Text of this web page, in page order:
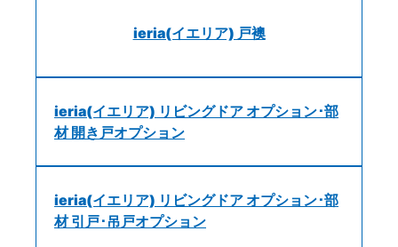
ieria(イエリア) 戸襖
ieria(イエリア) リビングドア オプション･部
材 開き戸オプション
ieria(イエリア) リビングドア オプション･部
材 引戸･吊戸オプション